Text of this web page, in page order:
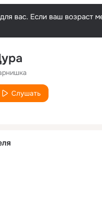
вас. Если ваш возраст
Слушать